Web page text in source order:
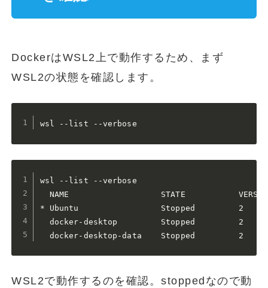
DockerはWSL2上で動作するため、まず
WSL2の状態を確認します。
wsl --list --verbose
wsl --list --verbose
NAME                   STATE
* Ubuntu                 Stopped         2
  docker-desktop         Stopped         2
  docker-desktop-data    Stopped         2
WSL2で動作するのを確認。stoppedなので動